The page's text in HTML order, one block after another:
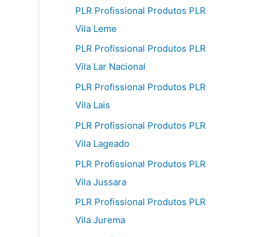
PLR Profissional Produtos PLR
Vila Leme
PLR Profissional Produtos PLR
Vila Lar Nacional
PLR Profissional Produtos PLR
Vila Lais
PLR Profissional Produtos PLR
Vila Lageado
PLR Profissional Produtos PLR
Vila Jussara
PLR Profissional Produtos PLR
Vila Jurema